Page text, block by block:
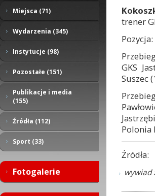
Miejsca (71)
Wydarzenia (345)
Instytucje (98)
Pozostałe (151)
Publikacje i media
(155)
Źródła (112)
Sport (33)
Fotogalerie
trener
GKS
Suszec
Polonia
Źródła:
wywiad